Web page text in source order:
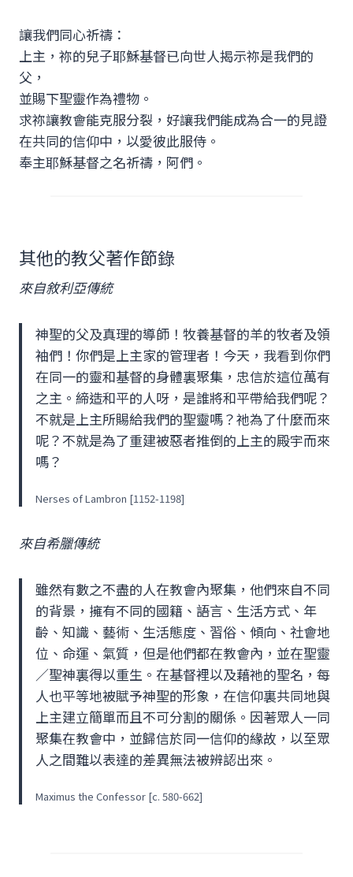
讓我們同心祈禱：
上主，祢的兒子耶穌基督已向世人揭示祢是我們的
父，
並賜下聖靈作為禮物。
求祢讓教會能克服分裂，好讓我們能成為合一的見證
在共同的信仰中，以愛彼此服侍。
奉主耶穌基督之名祈禱，阿們。
其他的教父著作節錄
來自敘利亞傳統
神聖的父及真理的導師！牧養基督的羊的牧者及領
袖們！你們是上主家的管理者！今天，我看到你們
在同一的靈和基督的身體裏聚集，忠信於這位萬有
之主。締造和平的人呀，是誰將和平帶給我們呢？
不就是上主所賜給我們的聖靈嗎？祂為了什麼而來
呢？不就是為了重建被惡者推倒的上主的殿宇而來
嗎？
Nerses of Lambron [1152-1198]
來自希臘傳統
雖然有數之不盡的人在教會內聚集，他們來自不同
的背景，擁有不同的國籍、語言、生活方式、年
齡、知識、藝術、生活態度、習俗、傾向、社會地
位、命運、氣質，但是他們都在教會內，並在聖靈
／聖神裏得以重生。在基督裡以及藉祂的聖名，每
人也平等地被賦予神聖的形象，在信仰裏共同地與
上主建立簡單而且不可分割的關係。因著眾人一同
聚集在教會中，並歸信於同一信仰的緣故，以至眾
人之間難以表達的差異無法被辨認出來。
Maximus the Confessor [c. 580-662]